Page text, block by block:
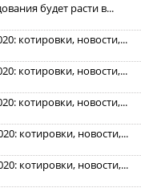
будет расти в...
котировки, новости,...
котировки, новости,...
котировки, новости,...
котировки, новости,...
котировки, новости,...